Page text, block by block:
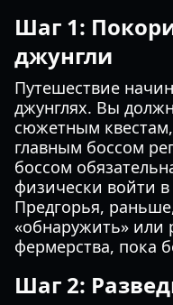
Шаг 1:
джунгли
Путешествие
джунглях. Вы
сюжетным квестам,
главным боссом
боссом
физически войти
Предгорья,
«обнаружить» или
фермерства, пока
Шаг 2: